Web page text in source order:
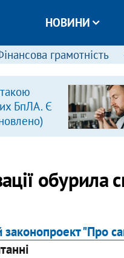
НОВИНИ
грамотність
БпЛА. Є
"Про